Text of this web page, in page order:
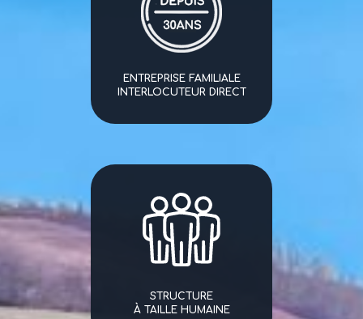
ENTREPRISE FAMILIALE
INTERLOCUTEUR DIRECT
STRUCTURE
À TAILLE HUMAINE